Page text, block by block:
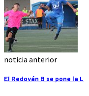
noticia anterior
El Redován B se pone la L